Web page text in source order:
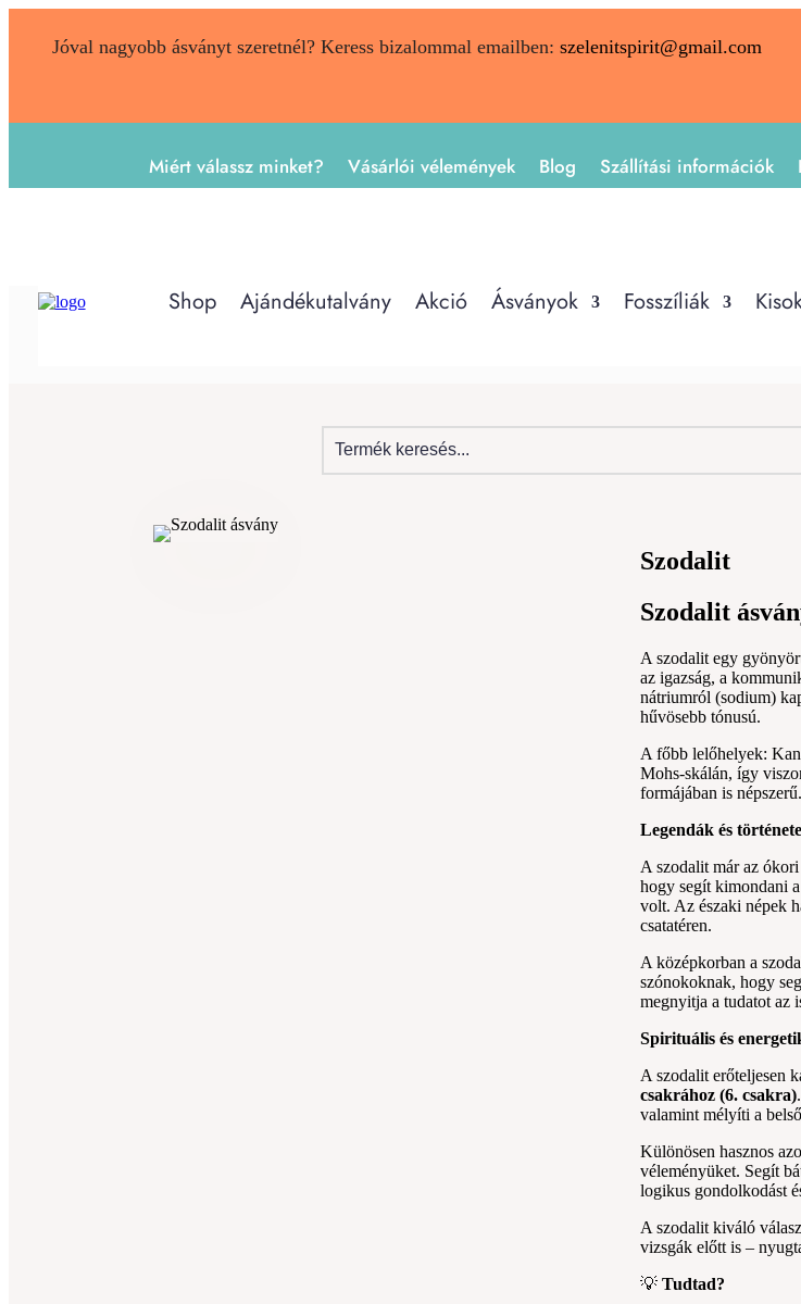
Jóval nagyobb ásványt szeretnél? Keress bizalommal emailben: szelenitspirit@gmail.com
Miért válassz minket? Vásárlói vélemények Blog Szállítási információk
Shop Ajándékutalvány Akció Ásványok Fosszíliák
Szodalit
Szodalit
A szodalit egy
az igazság, a
nátriumról (sodium)
hűvösebb tónusú.
A főbb lelőhelyek:
Mohs-skálán, így
formájában is népszerű.
Legendák és
A szodalit már az
hogy segít kimondani
volt. Az északi népek
csatatéren.
A középkorban a
szónokoknak, hogy
megnyitja a tudatot az
Spirituális és
A szodalit erőteljesen
csakrához (6. csakra)
valamint mélyíti a
Különösen hasznos
véleményüket. Segít
logikus gondolkodást
A szodalit kiváló
vizsgák előtt is –
💡Tudtad?